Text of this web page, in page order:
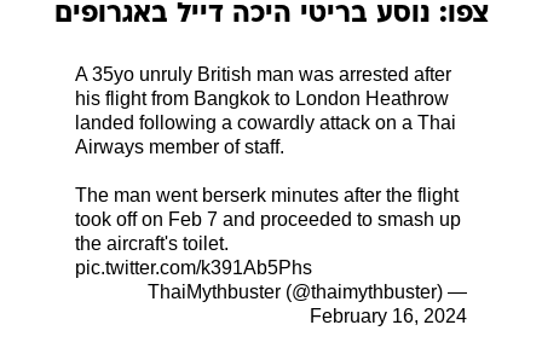
צפו: נוסע בריטי היכה דייל באגרופים
A 35yo unruly British man was arrested after
his flight from Bangkok to London Heathrow
landed following a cowardly attack on a Thai
Airways member of staff.
The man went berserk minutes after the flight
took off on Feb 7 and proceeded to smash up
the aircraft's toilet.
pic.twitter.com/k391Ab5Phs
— ThaiMythbuster (@thaimythbuster)
February 16, 2024